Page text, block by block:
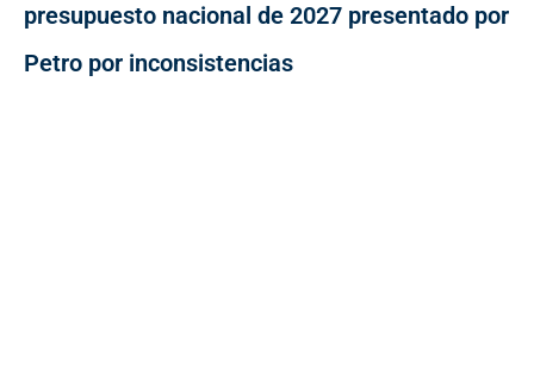
presupuesto nacional de 2027 presentado por
Petro por inconsistencias